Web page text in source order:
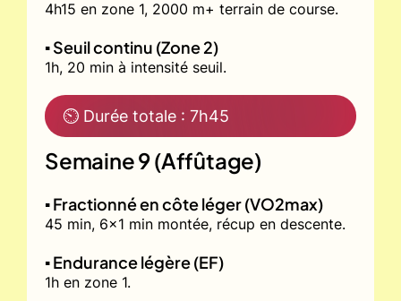
4h15 en zone 1, 2000 m+ terrain de course.
▪️ Seuil continu (Zone 2)
1h, 20 min à intensité seuil.
⏲ Durée totale : 7h45
Semaine 9 (Affûtage)
▪️ Fractionné en côte léger (VO2max)
45 min, 6x1 min montée, récup en descente.
▪️ Endurance légère (EF)
1h en zone 1.